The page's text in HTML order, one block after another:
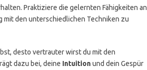
Praktiziere die gelernten Fähigkeiten an
mit den unterschiedlichen Techniken zu
desto vertrauter wirst du mit den
dazu bei, deine Intuitionund dein Gespür